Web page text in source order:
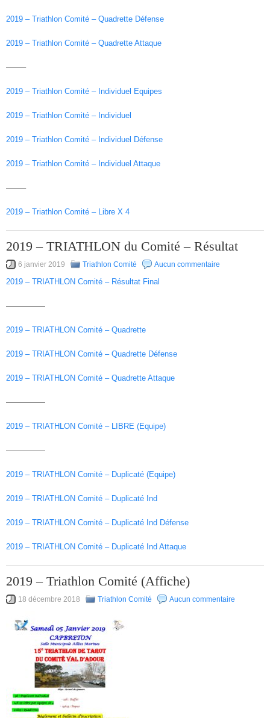
2019 – Triathlon Comité – Quadrette Défense
2019 – Triathlon Comité – Quadrette Attaque
——–
2019 – Triathlon Comité – Individuel Equipes
2019 – Triathlon Comité – Individuel
2019 – Triathlon Comité – Individuel Défense
2019 – Triathlon Comité – Individuel Attaque
——–
2019 – Triathlon Comité – Libre X 4
2019 – TRIATHLON du Comité – Résultat
6 janvier 2019 Triathlon Comité Aucun commentaire
2019 – TRIATHLON Comité – Résultat Final
—————
2019 – TRIATHLON Comité – Quadrette
2019 – TRIATHLON Comité – Quadrette Défense
2019 – TRIATHLON Comité – Quadrette Attaque
—————
2019 – TRIATHLON Comité – LIBRE (Equipe)
—————
2019 – TRIATHLON Comité – Duplicaté (Equipe)
2019 – TRIATHLON Comité – Duplicaté Ind
2019 – TRIATHLON Comité – Duplicaté Ind Défense
2019 – TRIATHLON Comité – Duplicaté Ind Attaque
2019 – Triathlon Comité (Affiche)
18 décembre 2018 Triathlon Comité Aucun commentaire